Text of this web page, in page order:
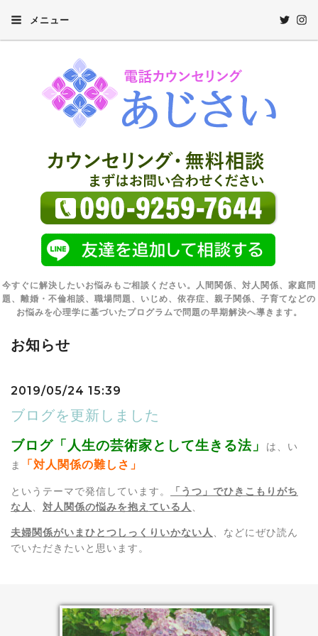
メニュー
今すぐに解決したいお悩みもご相談ください。人間関係、対人関係、家庭問
題、離婚・不倫相談、職場問題、いじめ、依存症、親子関係、子育てなどの
お悩みを心理学に基づいたプログラムで問題の早期解決へ導きます。
お知らせ
2019/05/24 15:39
ブログを更新しました
ブログ「人生の芸術家として生きる法」
は、い
ま
「対人関係の難しさ」
というテーマで発信しています。
「うつ」でひきこもりがち
な人
対人関係の悩みを抱えている人
夫婦関係がいまひとつしっくりいかない人
、などにぜひ読ん
でいただきたいと思います。